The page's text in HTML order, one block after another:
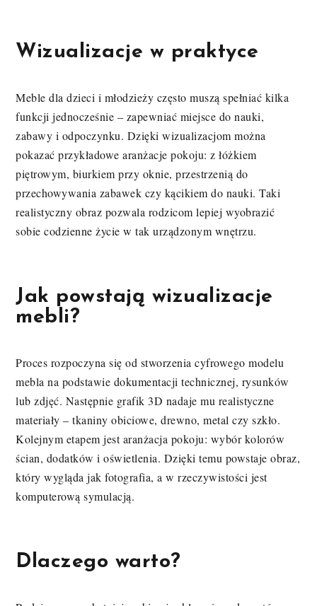
Wizualizacje w praktyce
Meble dla dzieci i młodzieży często muszą spełniać kilka
funkcji jednocześnie – zapewniać miejsce do nauki,
zabawy i odpoczynku. Dzięki wizualizacjom można
pokazać przykładowe aranżacje pokoju: z łóżkiem
piętrowym, biurkiem przy oknie, przestrzenią do
przechowywania zabawek czy kącikiem do nauki. Taki
realistyczny obraz pozwala rodzicom lepiej wyobrazić
sobie codzienne życie w tak urządzonym wnętrzu.
Jak powstają wizualizacje
mebli?
Proces rozpoczyna się od stworzenia cyfrowego modelu
mebla na podstawie dokumentacji technicznej, rysunków
lub zdjęć. Następnie grafik 3D nadaje mu realistyczne
materiały – tkaniny obiciowe, drewno, metal czy szkło.
Kolejnym etapem jest aranżacja pokoju: wybór kolorów
ścian, dodatków i oświetlenia. Dzięki temu powstaje obraz,
który wygląda jak fotografia, a w rzeczywistości jest
komputerową symulacją.
Dlaczego warto?